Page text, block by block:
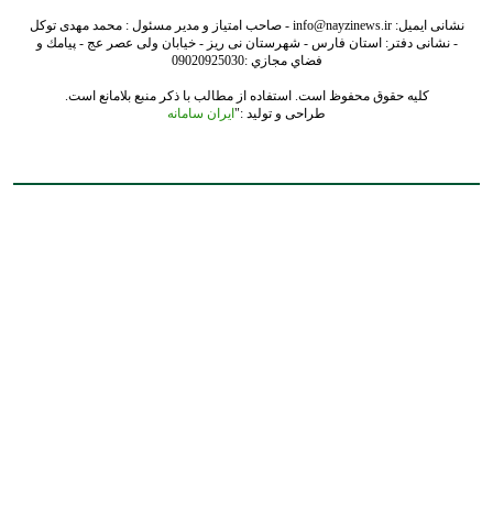
نشانی ایمیل: info@nayzinews.ir - صاحب امتیاز و مدیر مسئول : محمد مهدی توکل
- نشانی دفتر: استان فارس - شهرستان نی ریز - خیابان ولی عصر عج - پيامك و
فضاي مجازي :09020925030
کلیه حقوق محفوظ است. استفاده از مطالب با ذکر منبع بلامانع است.
طراحی و تولید :"ایران سامانه